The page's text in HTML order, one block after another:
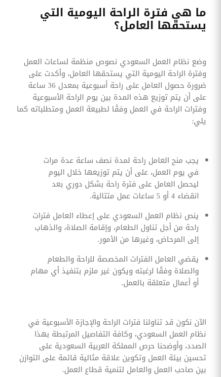
ما هي فترة الراحة اليومية التي
يستحقها العامل؟
وضع نظام العمل السعودي نصوص منظمة لساعات العمل
وفترة الراحة اليومية التي يستحقها العامل، وأكدت على
ضرورة حصول العامل على راحة أسبوعية بمعدل 36 ساعة
على أن يتم توزيع هذه المدة بين يوم الراحة الأسبوعية
وفترات الراحة في العمل وفقًا لطبيعة العمل ومتطلباته كما
يلي:
يجب منح العامل راحة لمدة نصف ساعة عدة مرات
في يوم العمل، على أن يتم توزيعها خلال اليوم
ليحصل العامل على فترة راحة بشكل دوري بعد
انقضاء 4 أو 5 ساعات عمل متتالية.
ينص نظام العمل السعودي على إعطاء العامل فترات
راحة من أجل تناول الطعام، وإقامة الصلاة، والذهاب
إلى المرحاض، وغيرها من الأمور.
يقضي العامل الفترات المخصصة للراحة والطعام
والصلاة وفقًا لرغبته ويكون غير ملزم بتنفيذ أي مهام
أو أعمال متعلقة بالعمل.
الآن نكون قد تناولنا فترات الراحة والإجازة الأسبوعية في
نظام العمل السعودي، وكافة التفاصيل المرتبطة بهذا
الصدد، وأوضحنا حرص المملكة العربية السعودية على
تحسين بيئة العمل وتكوين علاقة مثالية قائمة على التوازن
بين صاحب العمل والعامل لتنمية قطاع العمل.